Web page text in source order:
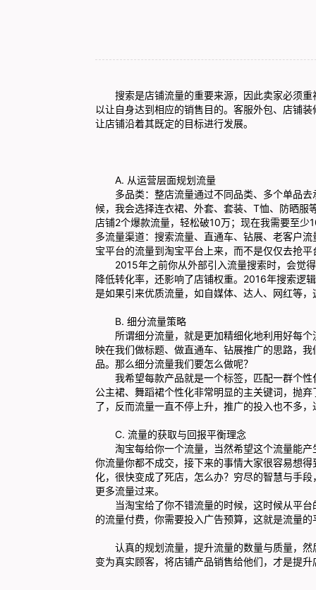
搜索是店铺流量的重要来源，因此卖家必须重
以让自身达到相应的销售目的。 客服外包、店铺装
让店铺沿着其既定的目标进行发展。
A. 从运营层面规划流量
多品类：整店流量通过不同品类、多个单品去
候，我会选择连衣裙、外套、套装、T恤、防晒
店铺2个爆款流量，轻松破10万；现在我需要至少
多流量渠道：搜索流量、直通车、钻展、老客户
宝平台的流量到淘宝平台上来，而不是仅仅去抢
2015年之前你从外部引入流量搜索时，会觉得
降低转化率，还影响了店铺权重。2016年搜索逻
是如果引来优质流量，如自媒体、达人、网红等
B. 细分流量策略
所谓细分流量，就是更加精细化地利用好每个
映在我们做标题、做直通车、钻展推广的思路，
品。那么细分流量我们要怎么做呢？
我希望每款产品就是一个标签，匹配一群个性
公主裙、舞蹈裙个性化非常明显的主关键词，抛
了，反而流量一直不停上升，推广的投入也不多
C. 流量的获取与回报平衡理念
淘宝每给你一个流量，当然希望这个流量能产
你流量你都不成交，接下来的事情大家很容易想
化，很快变成了死店，怎么办？穷尽的智慧与手
更多流量过来。
当淘宝给了你不错流量的时候，这时候从平台
的流量付费，你需要投入广告预算，这就是流量
认真的规划流量，提升流量的数量与质量，然
变为真实顾客，将店铺产品销售给他们，才是提